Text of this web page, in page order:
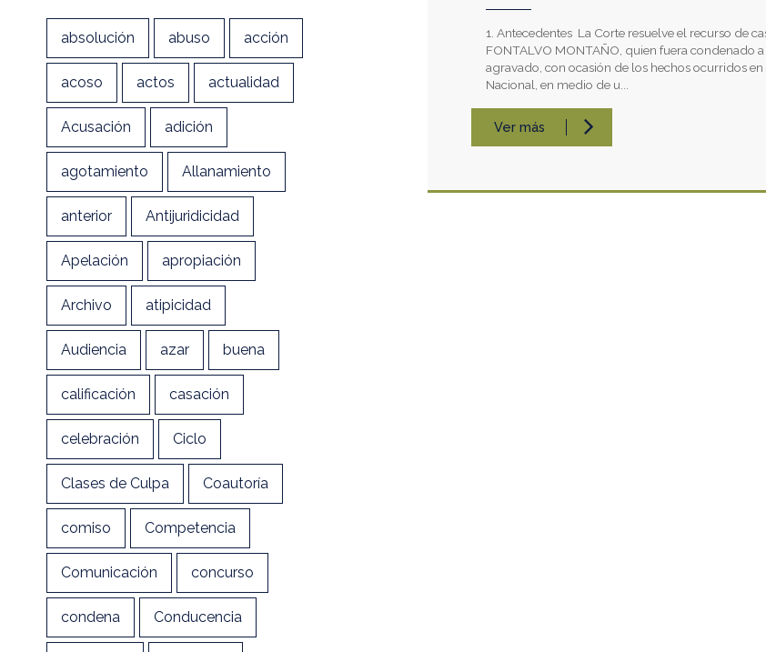
absolución abuso acción
acoso actos actualidad
Acusación adición
agotamiento Allanamiento
anterior Antijuridicidad
Apelación apropiación
Archivo atipicidad
Audiencia azar buena
calificación casación
celebración Ciclo
Clases de Culpa Coautoría
comiso Competencia
Comunicación concurso
condena Conducencia
1. Antecedentes La Corte resuelve el recurso de
FONTALVO MONTAÑO, quien fuera condenado
agravado, con ocasión de los hechos ocurridos
Nacional, en medio de u...
Ver más